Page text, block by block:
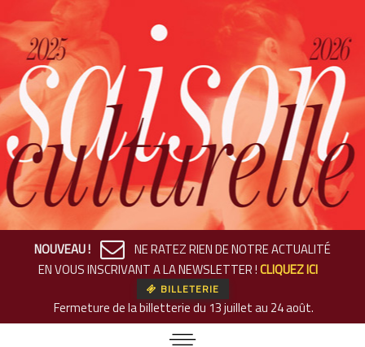
NOUVEAU !
NE RATEZ RIEN DE NOTRE ACTUALITÉ
EN VOUS INSCRIVANT A LA NEWSLETTER !CLIQUEZ ICI
BILLETERIE
Fermeture de la billetteriedu 13 juillet au 24 août.